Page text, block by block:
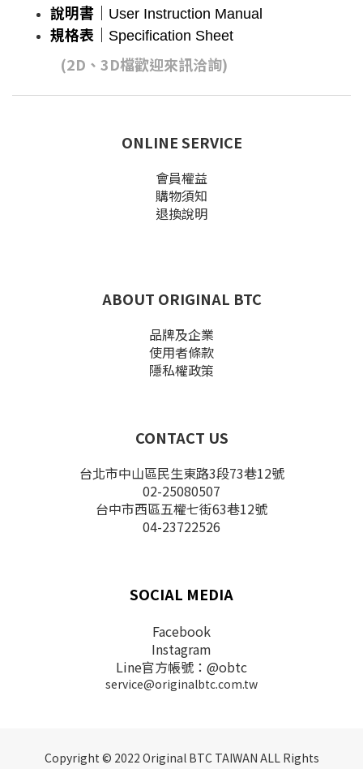
說明書｜ User Instruction Manual
規格表 ｜ Specification Sheet
(2D、3D檔歡迎來訊洽詢)
ONLINE SERVICE
會員權益
購物須知
退換說明
ABOUT ORIGINAL BTC
品牌及企業
使用者條款
隱私權政策
CONTACT US
台北市中山區民生東路3段73巷12號
02-25080507
台中市西區五權七街63巷12號
04-23722526
SOCIAL MEDIA
Facebook
Instagram
Line官方帳號：@obtc
service@originalbtc.com.tw
Copyright © 2022 Original BTC TAIWAN ALL Rights